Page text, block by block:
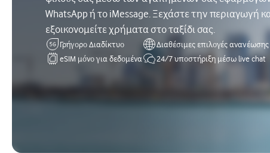
WhatsApp ή το iMessage. Ξεχάστε την περιαγωγή
εξοικονομείτε χρήματα στο ταξίδι σας.
Γρήγορο Διαδίκτυο
eSIM μόνο για δεδομένα
Διαθέσιμες επιλογές ανανέωσης
24/7 υποστήριξη μέσω live chat